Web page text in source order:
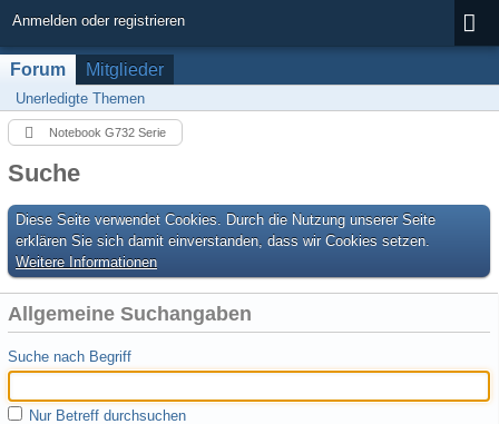
Anmelden oder registrieren
Forum Mitglieder
Unerledigte Themen
Notebook G732 Serie
Suche
Diese Seite verwendet Cookies. Durch die Nutzung unserer Seite
erklären Sie sich damit einverstanden, dass wir Cookies setzen.
Weitere Informationen
Allgemeine Suchangaben
Suche nach Begriff
Nur Betreff durchsuchen